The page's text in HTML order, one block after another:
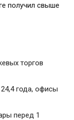
получил свыше
торгов
года, офисы
перед 1